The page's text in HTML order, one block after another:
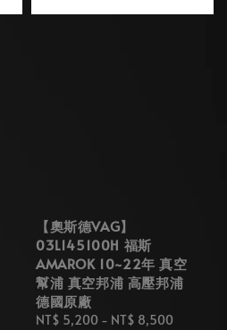
【奧斯德VAG】
03L145100H 福斯
AMAROK 10~22年 真空
幫浦 真空邦浦 高壓邦浦
德國原廠
Regular
NT$ 5,200 - NT$ 8,500